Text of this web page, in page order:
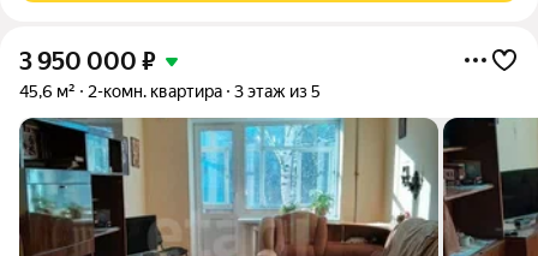
3 950 000 ₽
45,6 м² 2-комн. квартира 3 этаж из 5